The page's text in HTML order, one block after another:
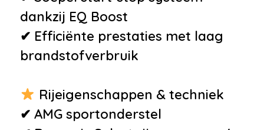
•Binnenspiegel automatisch
dimmend
•Boordcomputer
•Lederen stuurwiel
•Passagiersstoel in hoogte
dankzij EQ Boost
✔ Efficiënte prestaties met laag
brandstofverbruik
Rijeigenschappen & techniek
✔ AMG sportonderstel